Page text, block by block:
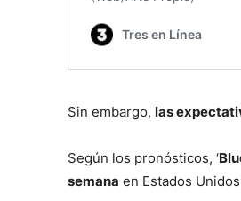
Sin embargo, las
Según los pronósticos, ‘
semana en Estados